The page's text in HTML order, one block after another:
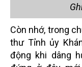
Còn nhớ, trong
thư Tỉnh ủy
động khi dâng